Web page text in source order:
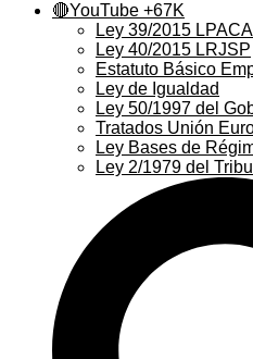
🔴YouTube +67K
Ley 39/2015
Ley 40/2015 LRJSP
Estatuto Básico
Ley de Igualdad
Ley 50/1997 del
Tratados Unión
Ley Bases de
Ley 2/1979 del